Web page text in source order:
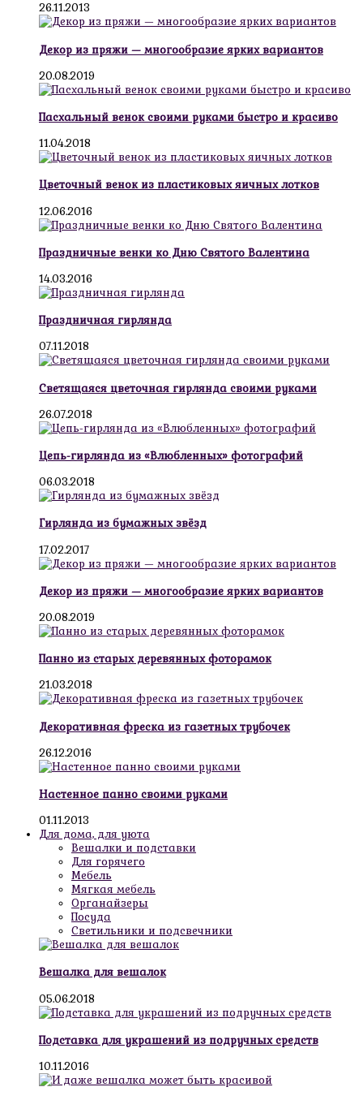
26.11.2013
Декор из пряжи — многообразие ярких вариантов
20.08.2019
Пасхальный венок своими руками быстро и красиво
11.04.2018
Цветочный венок из пластиковых яичных лотков
12.06.2016
Праздничные венки ко Дню Святого Валентина
14.03.2016
Праздничная гирлянда
07.11.2018
Светящаяся цветочная гирлянда своими руками
26.07.2018
Цепь-гирлянда из «Влюбленных» фотографий
06.03.2018
Гирлянда из бумажных звёзд
17.02.2017
Декор из пряжи — многообразие ярких вариантов
20.08.2019
Панно из старых деревянных фоторамок
21.03.2018
Декоративная фреска из газетных трубочек
26.12.2016
Настенное панно своими руками
01.11.2013
Для дома, для уюта
Вешалки и подставки
Для горячего
Мебель
Мягкая мебель
Органайзеры
Посуда
Светильники и подсвечники
Вешалка для вешалок
05.06.2018
Подставка для украшений из подручных средств
10.11.2016